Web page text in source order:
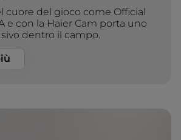
cuore del gioco come Official
e con la Haier Cam porta uno
dentro il campo.